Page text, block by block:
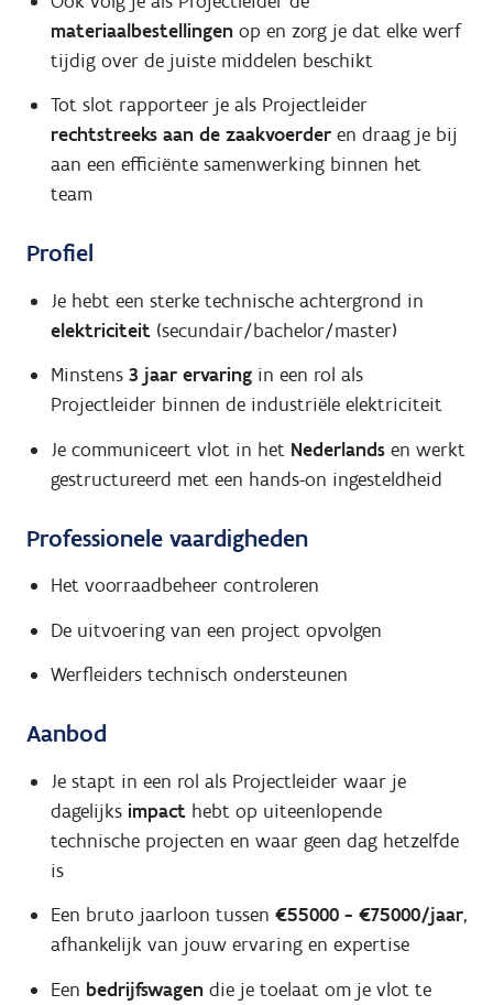
materiaalbestellingen op en zorg je dat elke werf
tijdig over de juiste middelen beschikt
Tot slot rapporteer je als Projectleider
rechtstreeks aan de zaakvoerder en draag je bij
aan een efficiënte samenwerking binnen het
team
Profiel
Je hebt een sterke technische achtergrond in
elektriciteit (secundair/bachelor/master)
Minstens 3 jaar ervaring in een rol als
Projectleider binnen de industriële elektriciteit
Je communiceert vlot in het Nederlands en werkt
gestructureerd met een hands-on ingesteldheid
Professionele vaardigheden
Het voorraadbeheer controleren
De uitvoering van een project opvolgen
Werfleiders technisch ondersteunen
Aanbod
Je stapt in een rol als Projectleider waar je
dagelijks impact hebt op uiteenlopende
technische projecten en waar geen dag hetzelfde
is
Een bruto jaarloon tussen €55000 - €75000/jaar,
afhankelijk van jouw ervaring en expertise
Een bedrijfswagen die je toelaat om je vlot te